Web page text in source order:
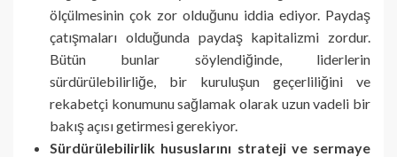
ölçülmesinin çok zor olduğunu iddia ediyor. Paydaş
çatışmaları olduğunda paydaş kapitalizmi zordur.
Bütün bunlar söylendiğinde, liderlerin
sürdürülebilirliğe, bir kuruluşun geçerliliğini ve
rekabetçi konumunu sağlamak olarak uzun vadeli bir
bakış açısı getirmesi gerekiyor.
Sürdürülebilirlik hususlarını strateji ve sermaye